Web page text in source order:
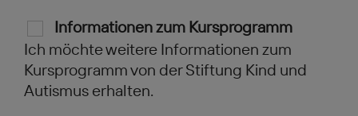
Informationen zum Kursprogramm
Ich möchte weitere Informationen zum
Kursprogramm von der Stiftung Kind und
Autismus erhalten.